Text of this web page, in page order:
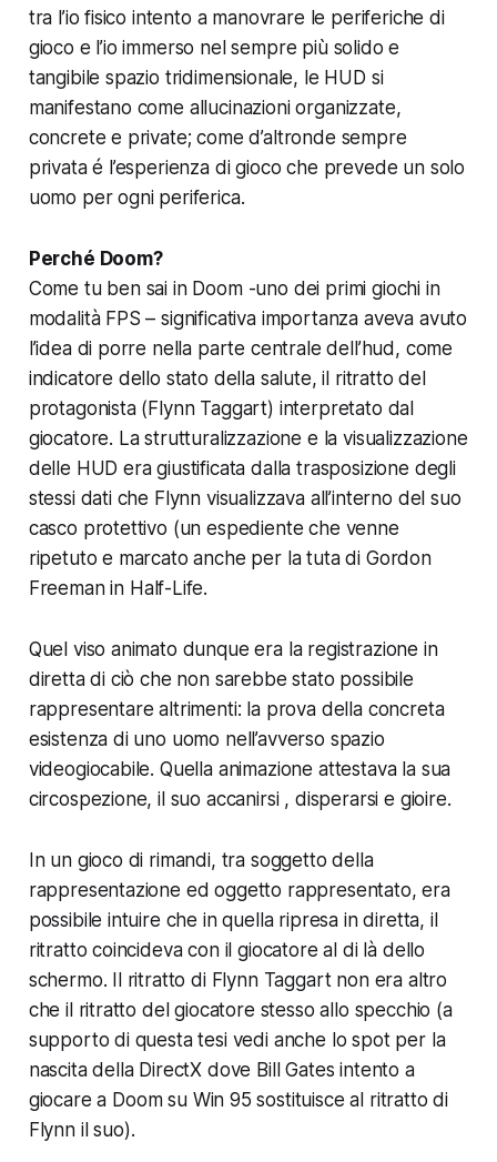
tra l’io fisico intento a manovrare le periferiche di
gioco e l’io immerso nel sempre più solido e
tangibile spazio tridimensionale, le HUD si
manifestano come allucinazioni organizzate,
concrete e private; come d’altronde sempre
privata é l’esperienza di gioco che prevede un solo
uomo per ogni periferica.
Perché Doom?
Come tu ben sai in Doom-uno dei primi giochi in
modalità FPS – significativa importanza aveva avuto
l’idea di porre nella parte centrale dell’hud, come
indicatore dello stato della salute, il ritratto del
protagonista (Flynn Taggart) interpretato dal
giocatore. La strutturalizzazione e la visualizzazione
delle HUD era giustificata dalla trasposizione degli
stessi dati che Flynn visualizzava all’interno del suo
casco protettivo (un espediente che venne
ripetuto e marcato anche per la tuta di Gordon
Freeman in Half-Life.
Quel viso animato dunque era la registrazione in
diretta di ciò che non sarebbe stato possibile
rappresentare altrimenti: la prova della concreta
esistenza di uno uomo nell’avverso spazio
videogiocabile. Quella animazione attestava la sua
circospezione, il suo accanirsi , disperarsi e gioire.
In un gioco di rimandi, tra soggetto della
rappresentazione ed oggetto rappresentato, era
possibile intuire che in quella ripresa in diretta, il
ritratto coincideva con il giocatore al di là dello
schermo. Il ritratto di Flynn Taggart non era altro
che il ritratto del giocatore stesso allo specchio (a
supporto di questa tesi vedi anche lo spot per la
nascita della DirectX dove Bill Gates intento a
giocare a Doom su Win 95 sostituisce al ritratto di
Flynn il suo).